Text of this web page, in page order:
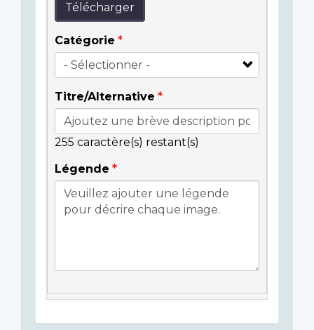
Télécharger
Catégorie
Titre/Alternative
255 caractère(s) restant(s)
Légende